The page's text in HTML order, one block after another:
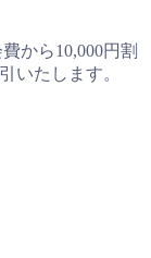
から10,000円割
いたします。